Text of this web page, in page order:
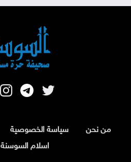
من نحن سياسة الخصوصية
اسلام السوسنة